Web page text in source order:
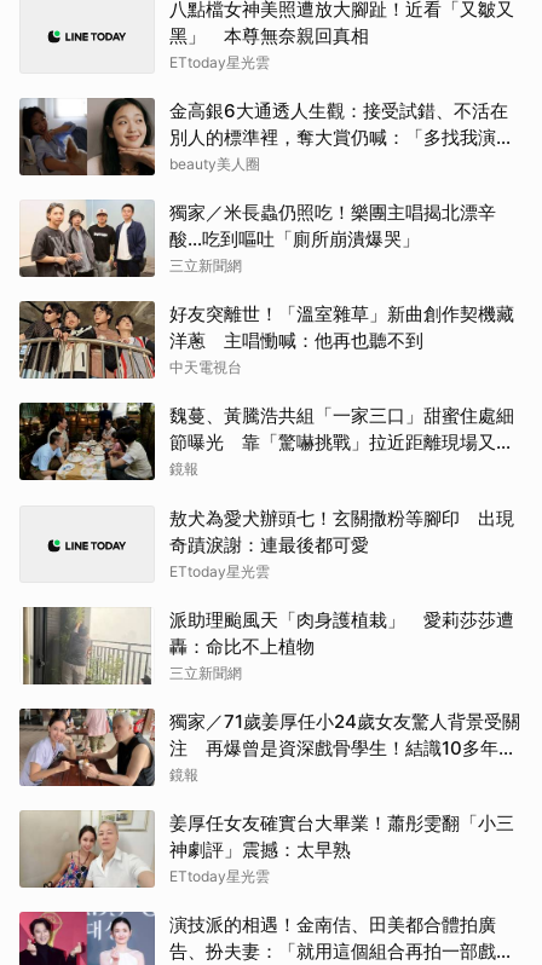
八點檔女神美照遭放大腳趾！近看「又皺又
黑」 本尊無奈親回真相
ETtoday星光雲
金高銀6大通透人生觀：接受試錯、不活在
別人的標準裡，奪大賞仍喊：「多找我演
戲！」
beauty美人圈
獨家／米長蟲仍照吃！樂團主唱揭北漂辛
酸…吃到嘔吐「廁所崩潰爆哭」
三立新聞網
好友突離世！「溫室雜草」新曲創作契機藏
洋蔥 主唱慟喊：他再也聽不到
中天電視台
魏蔓、黃騰浩共組「一家三口」甜蜜住處細
節曝光 靠「驚嚇挑戰」拉近距離現場又叫
又笑
鏡報
敖犬為愛犬辦頭七！玄關撒粉等腳印 出現
奇蹟淚謝：連最後都可愛
ETtoday星光雲
派助理颱風天「肉身護植栽」 愛莉莎莎遭
轟：命比不上植物
三立新聞網
獨家／71歲姜厚任小24歲女友驚人背景受關
注 再爆曾是資深戲骨學生！結識10多年私
下為人曝光
鏡報
姜厚任女友確實台大畢業！蕭彤雯翻「小三
神劇評」震撼：太早熟
ETtoday星光雲
演技派的相遇！金南佶、田美都合體拍廣
告、扮夫妻：「就用這個組合再拍一部戲劇